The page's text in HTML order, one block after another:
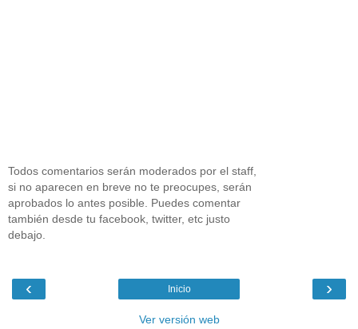
Todos comentarios serán moderados por el staff,
si no aparecen en breve no te preocupes, serán
aprobados lo antes posible. Puedes comentar
también desde tu facebook, twitter, etc justo
debajo.
‹ ›
Inicio
Ver versión web